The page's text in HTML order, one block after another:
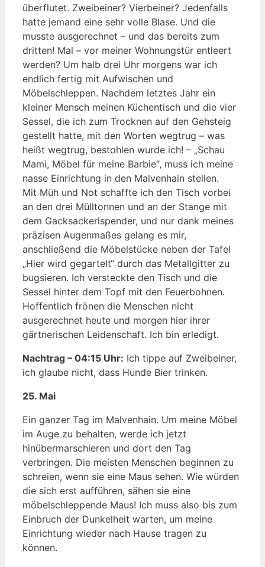
überflutet. Zweibeiner? Vierbeiner? Jedenfalls
hatte jemand eine sehr volle Blase. Und die
musste ausgerechnet – und das bereits zum
dritten! Mal – vor meiner Wohnungstür entleert
werden? Um halb drei Uhr morgens war ich
endlich fertig mit Aufwischen und
Möbelschleppen. Nachdem letztes Jahr ein
kleiner Mensch meinen Küchentisch und die vier
Sessel, die ich zum Trocknen auf den Gehsteig
gestellt hatte, mit den Worten wegtrug – was
heißt wegtrug, bestohlen wurde ich! – „Schau
Mami, Möbel für meine Barbie“, muss ich meine
nasse Einrichtung in den Malvenhain stellen.
Mit Müh und Not schaffte ich den Tisch vorbei
an den drei Mülltonnen und an der Stange mit
dem Gacksackerlspender, und nur dank meines
präzisen Augenmaßes gelang es mir,
anschließend die Möbelstücke neben der Tafel
„Hier wird gegartelt“ durch das Metallgitter zu
bugsieren. Ich versteckte den Tisch und die
Sessel hinter dem Topf mit den Feuerbohnen.
Hoffentlich frönen die Menschen nicht
ausgerechnet heute und morgen hier ihrer
gärtnerischen Leidenschaft. Ich bin erledigt.
Nachtrag – 04:15 Uhr: Ich tippe auf Zweibeiner,
ich glaube nicht, dass Hunde Bier trinken.
25. Mai
Ein ganzer Tag im Malvenhain. Um meine Möbel
im Auge zu behalten, werde ich jetzt
hinübermarschieren und dort den Tag
verbringen. Die meisten Menschen beginnen zu
schreien, wenn sie eine Maus sehen. Wie würden
die sich erst aufführen, sähen sie eine
möbelschleppende Maus! Ich muss also bis zum
Einbruch der Dunkelheit warten, um meine
Einrichtung wieder nach Hause tragen zu
können.